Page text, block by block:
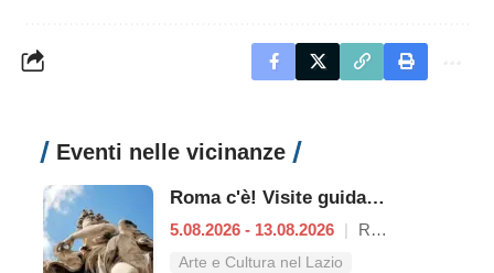
Eventi nelle vicinanze
Roma c'è! Visite guidate (anche per bambini) dal 5 al 13 agosto 2026
5.08.2026 - 13.08.2026 | Roma
Arte e Cultura nel Lazio